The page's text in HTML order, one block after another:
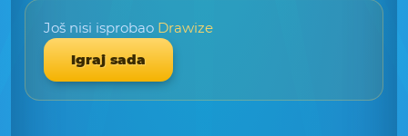
Još nisi isprobao Drawize
Igraj sada